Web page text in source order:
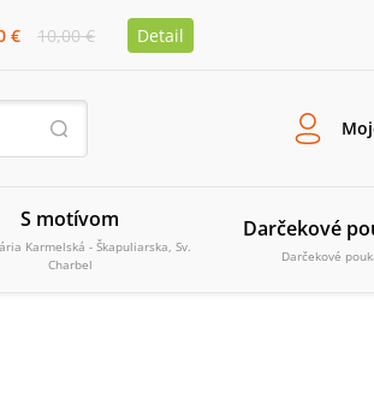
€ 10,00 € Detail
S motívom
Karmelská - Škapuliarska, Sv.
Charbel
Darčekové
Darčekové